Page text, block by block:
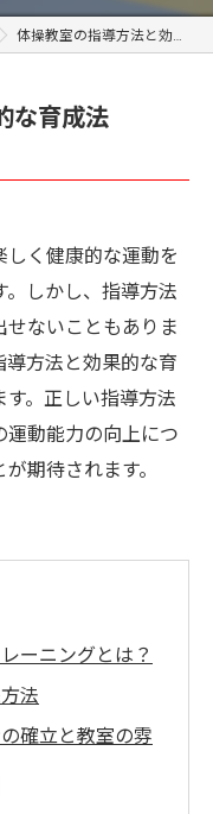
体操教室の指導方法と効果的な育成法
な育成法
しく健康的な運動を
。しかし、指導方法
ないこともありま
導方法と効果的な育
。正しい指導方法
運動能力の向上につ
期待されます。
ーニングとは？
法
確立と教室の雰